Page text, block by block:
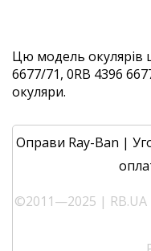
Цю модель окулярів
6677/71, 0RB 4396
окуляри.
Оправи Ray-Ban |
©2011—2025 | RB.UA